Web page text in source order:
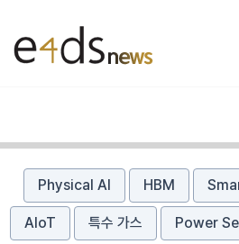
Physical AI HBM
AIoT 특수 가스 Power